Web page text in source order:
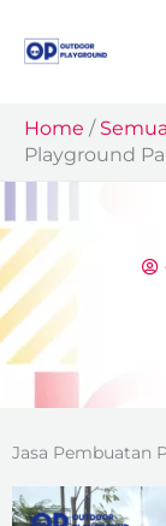
content
Home /
Playground
Jasa Pembuatan